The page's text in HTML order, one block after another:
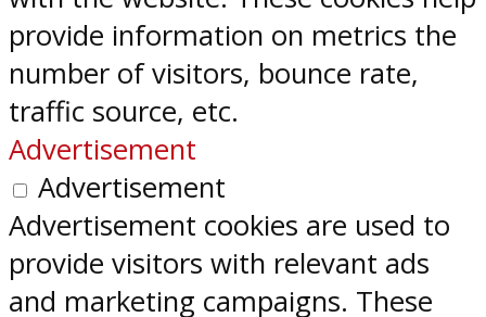
provide information on metrics the
number of visitors, bounce rate,
traffic source, etc.
Advertisement
Advertisement
Advertisement cookies are used to
provide visitors with relevant ads
and marketing campaigns. These